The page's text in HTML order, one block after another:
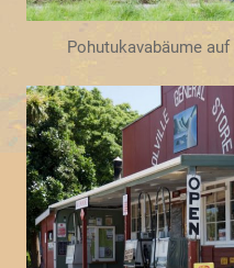
Pohutukavabäume